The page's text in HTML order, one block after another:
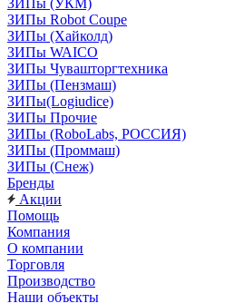
ЗИПы (УКМ)
ЗИПы Robot Coupe
ЗИПы (Хайколд)
ЗИПы WAICO
ЗИПы Чувашторгтехника
ЗИПы (Пензмаш)
ЗИПы(Logiudice)
ЗИПы Прочие
ЗИПы (RoboLabs, РОССИЯ)
ЗИПы (Проммаш)
ЗИПы (Снеж)
Бренды
Акции
Помощь
Компания
О компании
Торговля
Производство
Наши объекты